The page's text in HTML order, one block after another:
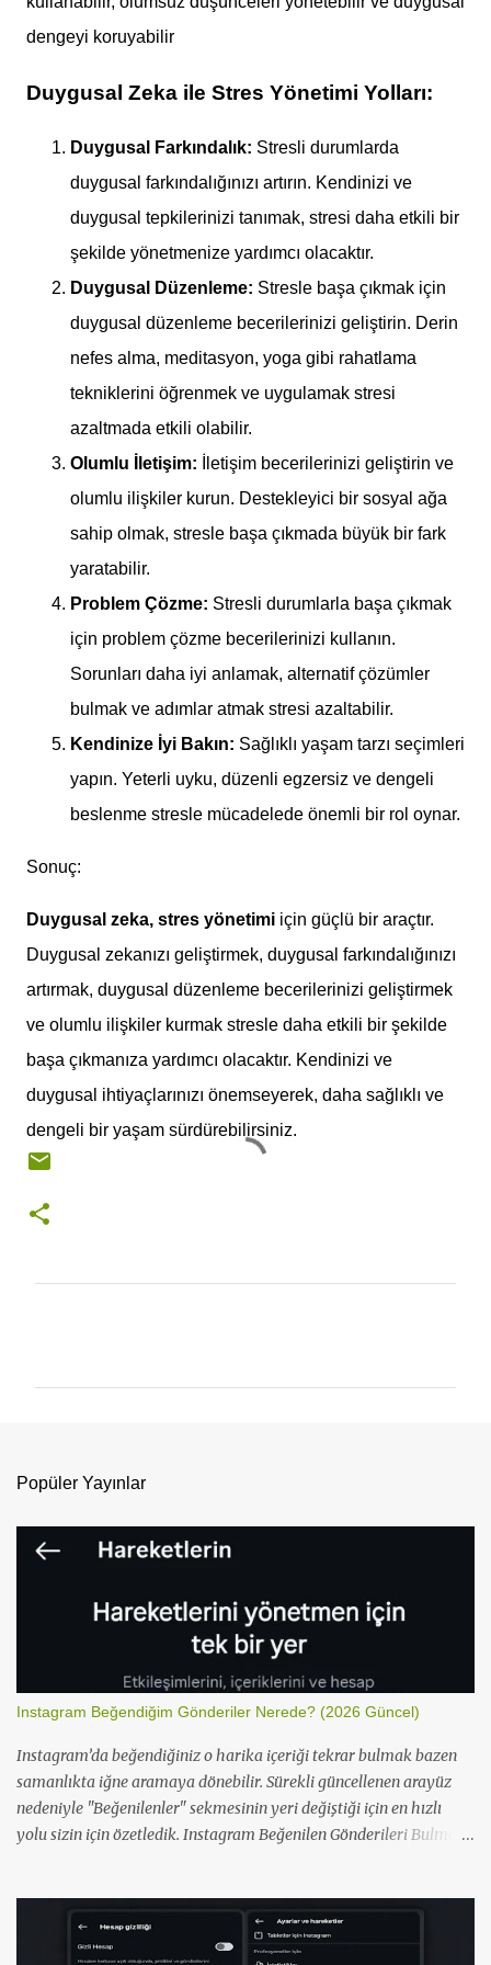
dengeyi koruyabilir
Duygusal Zeka ile Stres Yönetimi Yolları:
Duygusal Farkındalık: Stresli durumlarda
duygusal farkındalığınızı artırın. Kendinizi ve
duygusal tepkilerinizi tanımak, stresi daha etkili bir
şekilde yönetmenize yardımcı olacaktır.
Duygusal Düzenleme: Stresle başa çıkmak için
duygusal düzenleme becerilerinizi geliştirin. Derin
nefes alma, meditasyon, yoga gibi rahatlama
tekniklerini öğrenmek ve uygulamak stresi
azaltmada etkili olabilir.
Olumlu İletişim: İletişim becerilerinizi geliştirin ve
olumlu ilişkiler kurun. Destekleyici bir sosyal ağa
sahip olmak, stresle başa çıkmada büyük bir fark
yaratabilir.
Problem Çözme: Stresli durumlarla başa çıkmak
için problem çözme becerilerinizi kullanın.
Sorunları daha iyi anlamak, alternatif çözümler
bulmak ve adımlar atmak stresi azaltabilir.
Kendinize İyi Bakın: Sağlıklı yaşam tarzı seçimleri
yapın. Yeterli uyku, düzenli egzersiz ve dengeli
beslenme stresle mücadelede önemli bir rol oynar.
Sonuç:
Duygusal zeka, stres yönetimi için güçlü bir araçtır.
Duygusal zekanızı geliştirmek, duygusal farkındalığınızı
artırmak, duygusal düzenleme becerilerinizi geliştirmek
ve olumlu ilişkiler kurmak stresle daha etkili bir şekilde
başa çıkmanıza yardımcı olacaktır. Kendinizi ve
duygusal ihtiyaçlarınızı önemseyerek, daha sağlıklı ve
dengeli bir yaşam sürdürebilirsiniz.
r
Popüler Yayınlar
Instagram Beğendiğim Gönderiler Nerede? (2026 Güncel)
Instagram’da beğendiğiniz o harika içeriği tekrar bulmak bazen
samanlıkta iğne aramaya dönebilir. Sürekli güncellenen arayüz
nedeniyle "Beğenilenler" sekmesinin yeri değiştiği için en hızlı
yolu sizin için özetledik. Instagram Beğenilen Gönderileri Bulma
masaüstünde saniyeler içinde beğendiklerinize ulaşma yolu:
Instagram Mobil Uygulamasında Adımlar Profil simgenize